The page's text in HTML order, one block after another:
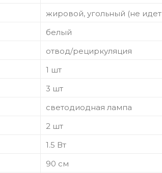
жировой, угольный (не
белый
отвод/рециркуляция
1 шт
3 шт
светодиодная лампа
2 шт
1.5 Вт
90 см